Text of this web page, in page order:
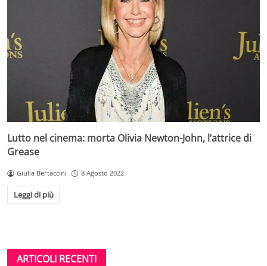
Lutto nel cinema: morta Olivia Newton-John, l’attrice di
Grease
Giulia Bertaccini 8 Agosto 2022
Leggi di più
ARTICOLI RECENTI